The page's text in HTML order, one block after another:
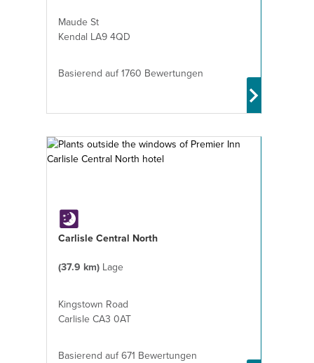
Maude St
Kendal LA9 4QD
Basierend auf 1760 Bewertungen
Carlisle Central North
(37.9 km) Lage
Kingstown Road
Carlisle CA3 0AT
Basierend auf 671 Bewertungen